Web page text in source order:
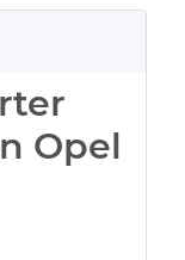
Opel